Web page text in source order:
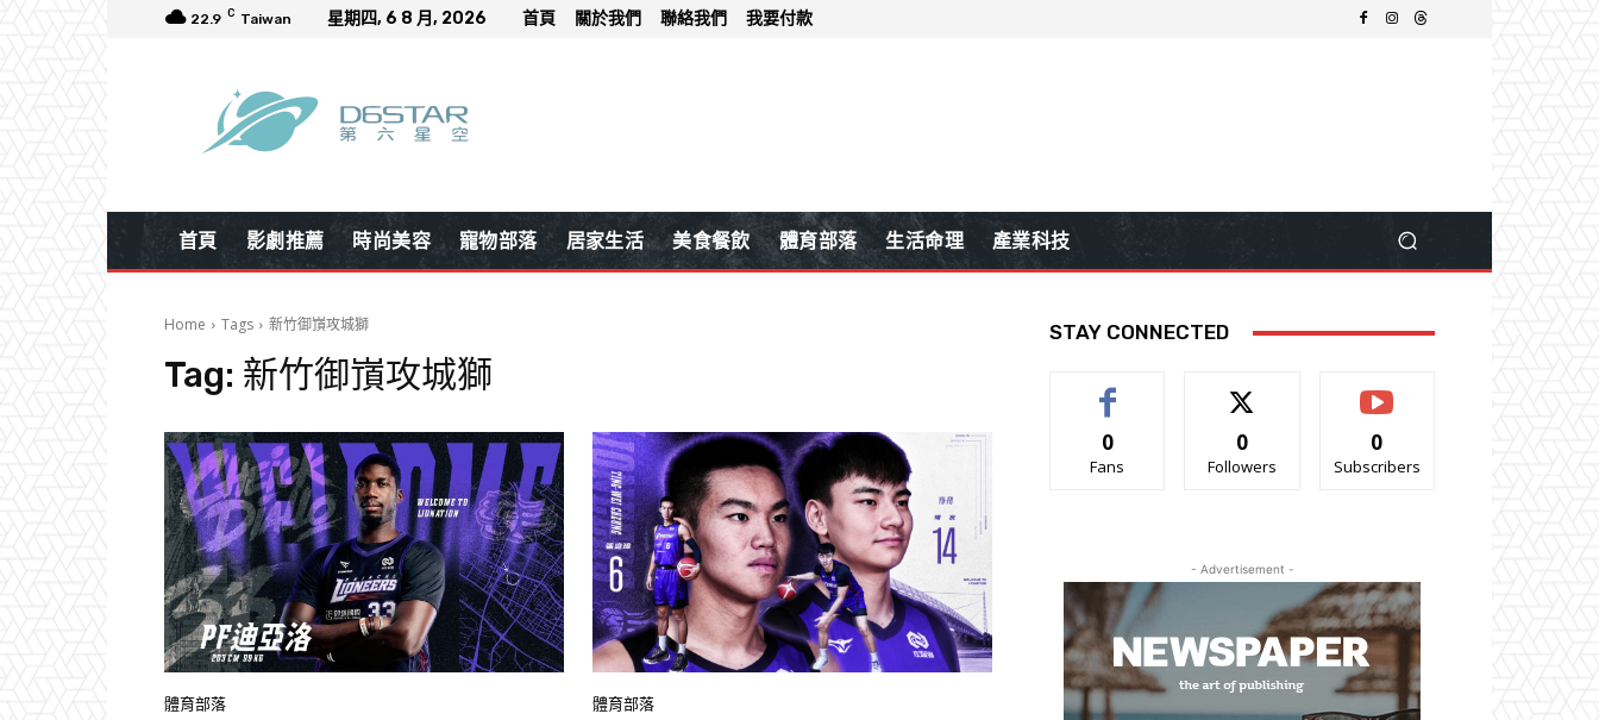
22.9 C Taiwan 星期四, 6 8 月, 2026 首頁 關於我們 聯絡我們 我要付款
首頁 影劇推薦 時尚美容 寵物部落 居家生活 美食餐飲 體育部落 生活命理 產業科技
Home Tags 新竹御嵿攻城獅
Tag: 新竹御嵿攻城獅
體育部落 體育部落
STAY CONNECTED
0
Fans
0
Followers
0
Subscribers
- Advertisement -